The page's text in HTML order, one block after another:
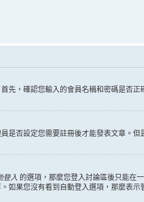
先，確認您輸入的會員名稱和密碼是否
是否設定您需要註冊後才能發表文章。
登入 的選項，那麼您登入討論區後只能在
如果您沒有看到自動登入選項，那麼表示